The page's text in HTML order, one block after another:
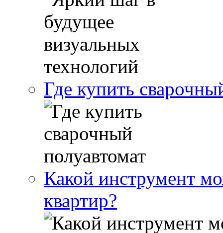
Где купить
Какой инструмент
квартир?